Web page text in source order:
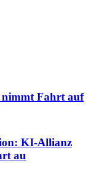
Fahrt auf
KI-Allianz
au